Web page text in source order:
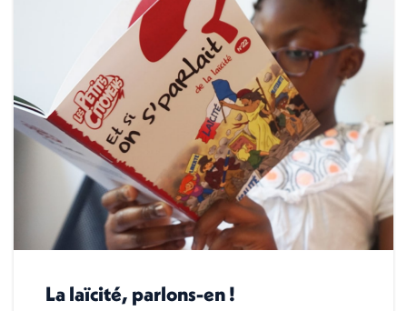
La laïcité, parlons-en !